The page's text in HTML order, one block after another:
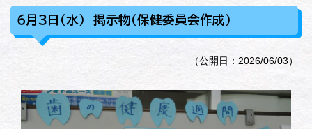
６月３日（水） 掲示物（保健委員会作成）
（公開日：2026/06/03）